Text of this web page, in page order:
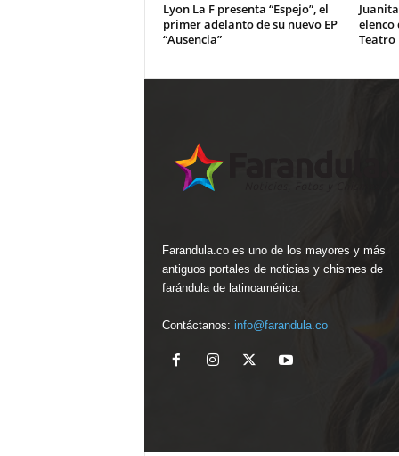
Lyon La F presenta “Espejo”, el
primer adelanto de su nuevo EP
“Ausencia”
elenco
Teatro
Farandula.co es uno de los mayores y más
antiguos portales de noticias y chismes de
farándula de latinoamérica.
Contáctanos: info@farandula.co